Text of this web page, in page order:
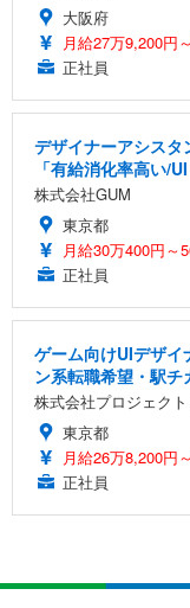
大阪府
月給27万9,200円
正社員
デザイナーアシス
「有給消化率高い/
株式会社GUM
東京都
月給30万400円～
正社員
ゲーム向けUIデザイ
ン系転職希望・駅
株式会社プロジェク
東京都
月給26万8,200円
正社員